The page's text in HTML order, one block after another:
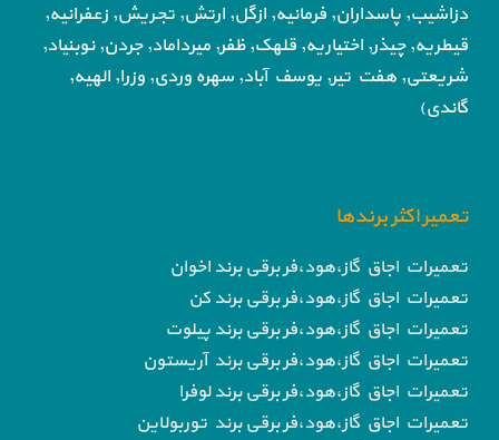
دزاشیب, پاسداران, فرمانیه, ازگل, ارتش, تجریش, زعفرانیه,
قیطریه, چیذر, اختیاریه, قلهک, ظفر, میرداماد, جردن, نوبنیاد,
شریعتی, هفت تیر, یوسف آباد, سهره وردی, وزرا, الهیه,
گاندی)
تعمیر اکثر برندها
تعمیرات اجاق گاز،هود،فر برقی برند اخوان
تعمیرات اجاق گاز،هود،فر برقی برند کن
تعمیرات اجاق گاز،هود،فر برقی برند پیلوت
تعمیرات اجاق گاز،هود،فر برقی برند آریستون
تعمیرات اجاق گاز،هود،فر برقی برند لوفرا
تعمیرات اجاق گاز،هود،فر برقی برند توربولاین